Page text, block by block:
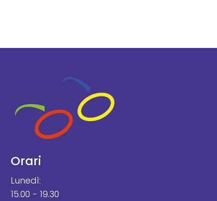
Orari
Lunedì:
15.00 - 19.30